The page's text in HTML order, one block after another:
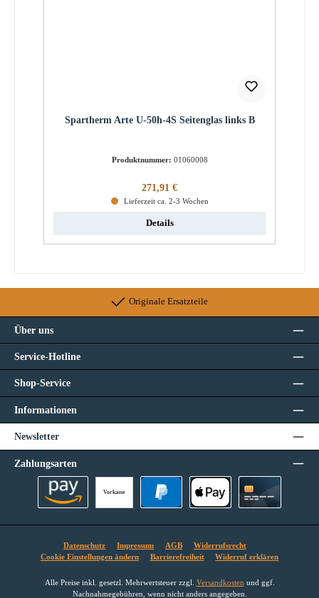
Spartherm Arte U-50h-4S Seitenglas links B
Produktnummer: 01060008
Regulärer Preis:
271,91 €
Lieferzeit ca. 2-3 Wochen
Details
Originale Ersatzteile
Über uns
Service-Hotline
Shop-Service
Informationen
Newsletter
Zahlungsarten
Vorkasse
Datenschutz Impressum AGB
Widerrufsrecht
Cookie Einstellungen ändern
Barrierefreiheit Widerruf erklären
Alle Preise inkl. gesetzl. Mehrwertsteuer zzgl. Versandkosten und ggf.
Nachnahmegebühren, wenn nicht anders angegeben.